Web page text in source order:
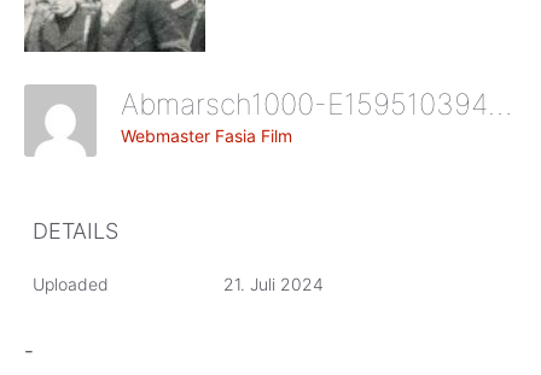
Webmaster Fasia Film
DETAILS
Uploaded 21. Juli 2024
-